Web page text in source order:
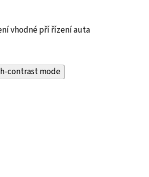
vhodné pří řízení auta
contrast mode